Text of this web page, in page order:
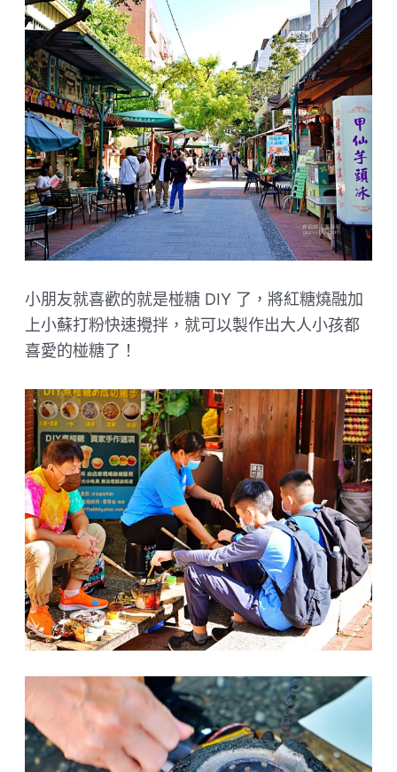
小朋友就喜歡的就是椪糖 DIY 了，將紅糖燒融加
上小蘇打粉快速攪拌，就可以製作出大人小孩都
喜愛的椪糖了！